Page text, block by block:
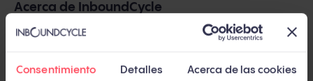
Consentimiento Detalles Acerca de las cookies
Acerca de InboundCycle
Menu Item 1
Another Item